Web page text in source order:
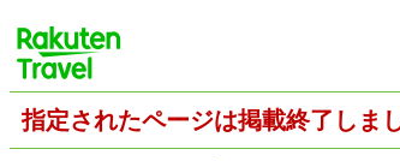
指定されたページは掲載終了しまし